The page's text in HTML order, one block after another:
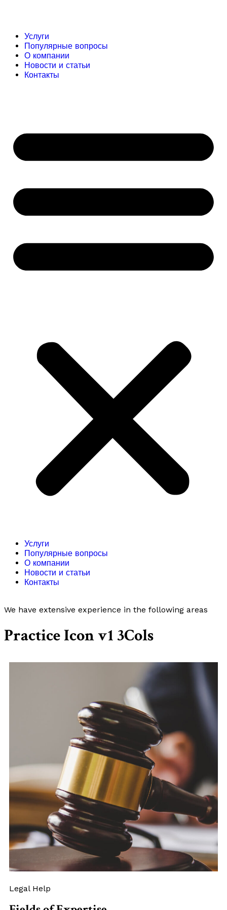
Услуги
Популярные вопросы
О компании
Новости и статьи
Контакты
Услуги
Популярные вопросы
О компании
Новости и статьи
Контакты
We have extensive experience in the following areas
Practice Icon v1 3Cols
Legal Help